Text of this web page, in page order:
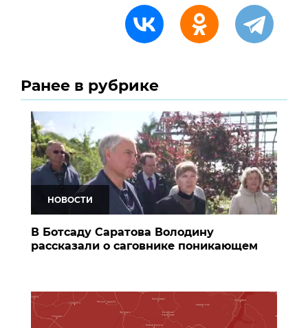
Ранее в рубрике
НОВОСТИ
В Ботсаду Саратова Володину
рассказали о саговнике поникающем